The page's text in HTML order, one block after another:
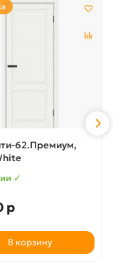
62.Премиум,
✓
р
В корзину